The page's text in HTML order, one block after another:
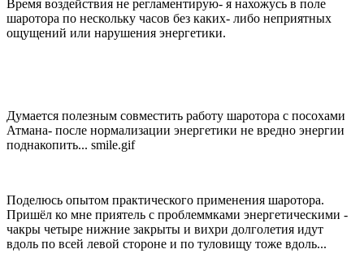
Время воздействия не регламентирую- я нахожусь в поле
шаротора по нескольку часов без каких- либо неприятных
ощущений или нарушения энергетики.
Думается полезным совместить работу шаротора с посохами
Атмана- после нормализации энергетики не вредно энергии
поднакопить... smile.gif
Поделюсь опытом практического применения шаротора.
Пришёл ко мне приятель с проблеммками энергетическими -
чакры четыре нижние закрыты и вихри долголетия идут
вдоль по всей левой стороне и по туловищу тоже вдоль...